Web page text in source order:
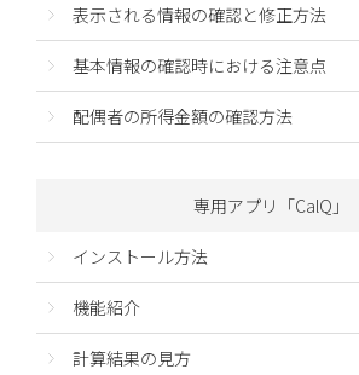
表示される情報の確認と修正方法
基本情報の確認時における注意点
配偶者の所得金額の確認方法
専用アプリ「CalQ」
インストール方法
機能紹介
計算結果の見方